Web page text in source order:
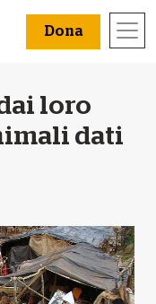
Dona
loro
dati